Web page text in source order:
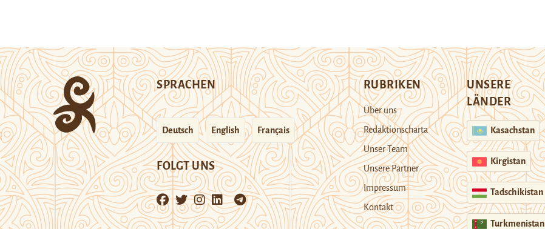
SPRACHEN
Deutsch English Français
FOLGT UNS
RUBRIKEN
Über uns
Redaktionscharta
Unser Team
Unsere Partner
Impressum
Kontakt
UNSERE
LÄNDER
Kasachstan
Kirgistan
Tadschikistan
Turkmenistan